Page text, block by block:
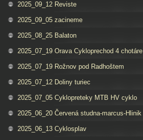
2025_09_12 Reviste
2025_09_05 zacineme
2025_08_25 Balaton
2025_07_19 Orava Cykloprechod 4 chotáre
2025_07_19 Rožnov pod Radhoštem
2025_07_12 Doliny turiec
2025_07_05 Cyklopreteky MTB HV cyklo
2025_06_20 Červená studna-marcus-Hlinik
2025_06_13 Cyklosplav